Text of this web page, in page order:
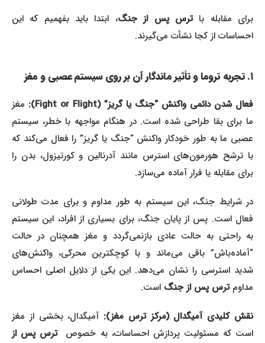
برای مقابله با ترس پس از جنگ، ابتدا باید بفهمیم که این
احساسات از کجا نشأت می‌گیرند.
فعال شدن دائمی واکنش “جنگ یا گریز” (Fight or Flight):
مغز
ما برای بقا طراحی شده است. در هنگام مواجهه با خطر، سیستم
عصبی ما به طور خودکار واکنش “جنگ یا گریز” را فعال می‌کند که
با ترشح هورمون‌های استرس مانند آدرنالین و کورتیزول، بدن را
برای مقابله یا فرار آماده می‌سازد.
در شرایط جنگ، این سیستم به طور مداوم و برای مدت طولانی
فعال است. پس از پایان جنگ، برای بسیاری از افراد، این سیستم
به راحتی به حالت عادی بازنمی‌گردد و مغز همچنان در حالت
“آماده‌باش” باقی می‌ماند و با کوچکترین محرکی، واکنش‌های
شدید استرسی را نشان می‌دهد. این یکی از دلایل اصلی احساس
مداومترس پس از جنگاست.
نقش کلیدی آمیگدال (مرکز ترس مغز):آمیگدال، بخشی از مغز
است که مسئولیت پردازش احساسات، به خصوصترس پس از